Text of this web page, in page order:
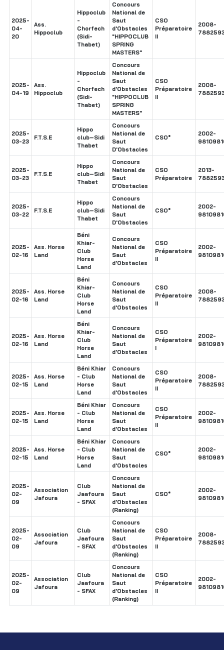
2025-
04-
20
Ass.
Hippoclub
Hippoclub
-
Chorfech
(Sidi-
Thabet)
Concours
National de
Saut
d'Obstacles
"HIPPOCLUB
SPRING
MASTERS"
CSO
Préparatoire
II
2008-
2025-
04-19
Ass.
Hippoclub
Hippoclub
-
Chorfech
(Sidi-
Thabet)
Concours
National de
Saut
d'Obstacles
"HIPPOCLUB
SPRING
MASTERS"
CSO
Préparatoire
II
2008-
2025-
03-23
F.T.S.E
Hippo
club–Sidi
Thabet
Concours
National de
Saut
D'Obstacles
CSO*
2002-
2025-
03-23
F.T.S.E
Hippo
club–Sidi
Thabet
Concours
National de
Saut
D'Obstacles
CSO
Préparatoire
2013-
2025-
03-22
F.T.S.E
Hippo
club–Sidi
Thabet
Concours
National de
Saut
D'Obstacles
CSO*
2002-
2025-
02-16
Ass. Horse
Land
Béni
Khiar-
Club
Horse
Land
Concours
National de
Saut
d'Obstacles
CSO
Préparatoire
II
2002-
2025-
02-16
Ass. Horse
Land
Béni
Khiar-
Club
Horse
Land
Concours
National de
Saut
d'Obstacles
CSO
Préparatoire
II
2008-
2025-
02-16
Ass. Horse
Land
Béni
Khiar-
Club
Horse
Land
Concours
National de
Saut
d'Obstacles
CSO
Préparatoire
I
2002-
2025-
02-15
Ass. Horse
Land
Béni Khiar
- Club
Horse
Land
Concours
National de
Saut
d'Obstacles
CSO
Préparatoire
II
2008-
2025-
02-15
Ass. Horse
Land
Béni Khiar
- Club
Horse
Land
Concours
National de
Saut
d'Obstacles
CSO
Préparatoire
II
2002-
2025-
02-15
Ass. Horse
Land
Béni Khiar
- Club
Horse
Land
Concours
National de
Saut
d'Obstacles
CSO*
2002-
2025-
02-
09
Association
Jafoura
Club
Jaafoura
- SFAX
Concours
National de
Saut
d'Obstacles
(Ranking)
CSO*
2002-
2025-
02-
09
Association
Jafoura
Club
Jaafoura
- SFAX
Concours
National de
Saut
d'Obstacles
(Ranking)
CSO
Préparatoire
II
2008-
2025-
02-
09
Association
Jafoura
Club
Jaafoura
- SFAX
Concours
National de
Saut
d'Obstacles
(Ranking)
CSO
Préparatoire
II
2002-